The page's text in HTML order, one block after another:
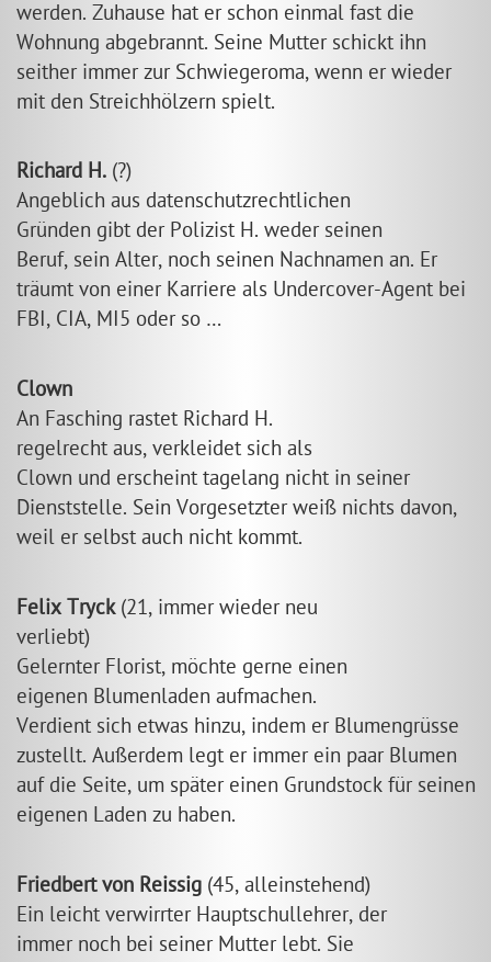
werden. Zuhause hat er schon einmal fast die
Wohnung abgebrannt. Seine Mutter schickt ihn
seither immer zur Schwiegeroma, wenn er wieder
mit den Streichhölzern spielt.
Richard H. (?)
Angeblich aus datenschutzrechtlichen
Gründen gibt der Polizist H. weder seinen
Beruf, sein Alter, noch seinen Nachnamen an. Er
träumt von einer Karriere als Undercover-Agent bei
FBI, CIA, MI5 oder so …
Clown
An Fasching rastet Richard H.
regelrecht aus, verkleidet sich als
Clown und erscheint tagelang nicht in seiner
Dienststelle. Sein Vorgesetzter weiß nichts davon,
weil er selbst auch nicht kommt.
Felix Tryck(21, immer wieder neu
verliebt)
Gelernter Florist, möchte gerne einen
eigenen Blumenladen aufmachen.
Verdient sich etwas hinzu, indem er Blumengrüsse
zustellt. Außerdem legt er immer ein paar Blumen
auf die Seite, um später einen Grundstock für seinen
eigenen Laden zu haben.
Friedbert von Reissig (45, alleinstehend)
Ein leicht verwirrter Hauptschullehrer, der
immer noch bei seiner Mutter lebt. Sie